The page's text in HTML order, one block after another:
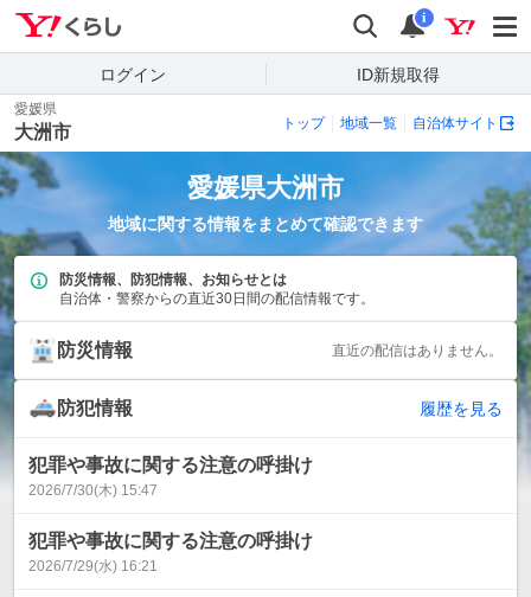
検索 通知
i
ログイン ID新規取得
愛媛県
大洲市 トップ 地域一覧 自治体サイト
愛媛県大洲市
地域に関する情報をまとめて確認できます
防災情報、防犯情報、お知らせとは
自治体・警察からの直近30日間の配信情報です。
防災情報 直近の配信はありません。
防犯情報 履歴を見る
犯罪や事故に関する注意の呼掛け
2026/7/30(木) 15:47
犯罪や事故に関する注意の呼掛け
2026/7/29(水) 16:21